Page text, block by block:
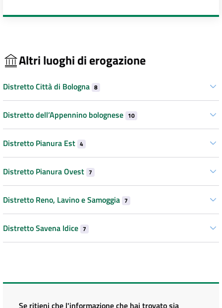
Altri luoghi di erogazione
Distretto Città di Bologna 8
Distretto dell’Appennino bolognese 10
Distretto Pianura Est 4
Distretto Pianura Ovest 7
Distretto Reno, Lavino e Samoggia 7
Distretto Savena Idice 7
Se ritieni che l'informazione che hai trovato sia